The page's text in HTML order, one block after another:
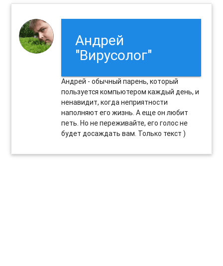
Андрей
"Вирусолог"
Андрей - обычный парень, который
пользуется компьютером каждый день, и
ненавидит, когда неприятности
наполняют его жизнь. А еще он любит
петь. Но не переживайте, его голос не
будет досаждать вам. Только текст )